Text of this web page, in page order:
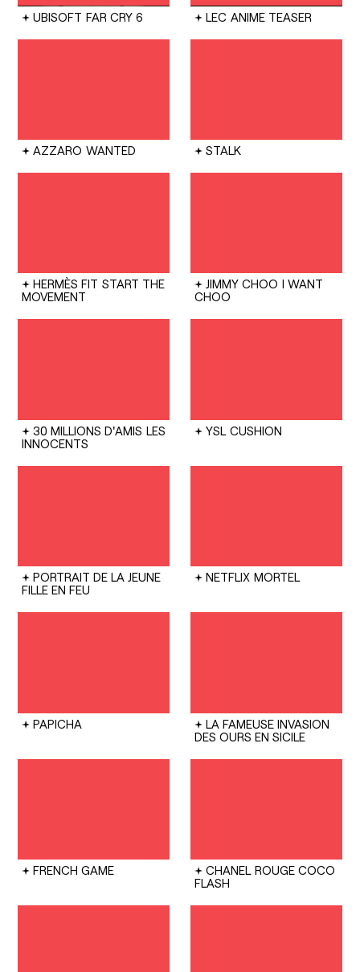
UBISOFT FAR CRY 6 LEC ANIME TEASER
AZZARO WANTED STALK
HERMÈS FIT START THE
MOVEMENT
JIMMY CHOO I WANT
CHOO
30 MILLIONS D'AMIS LES
INNOCENTS
YSL CUSHION
PORTRAIT DE LA JEUNE
FILLE EN FEU
NETFLIX MORTEL
PAPICHA
LA FAMEUSE INVASION
DES OURS EN SICILE
FRENCH GAME CHANEL ROUGE COCO
FLASH